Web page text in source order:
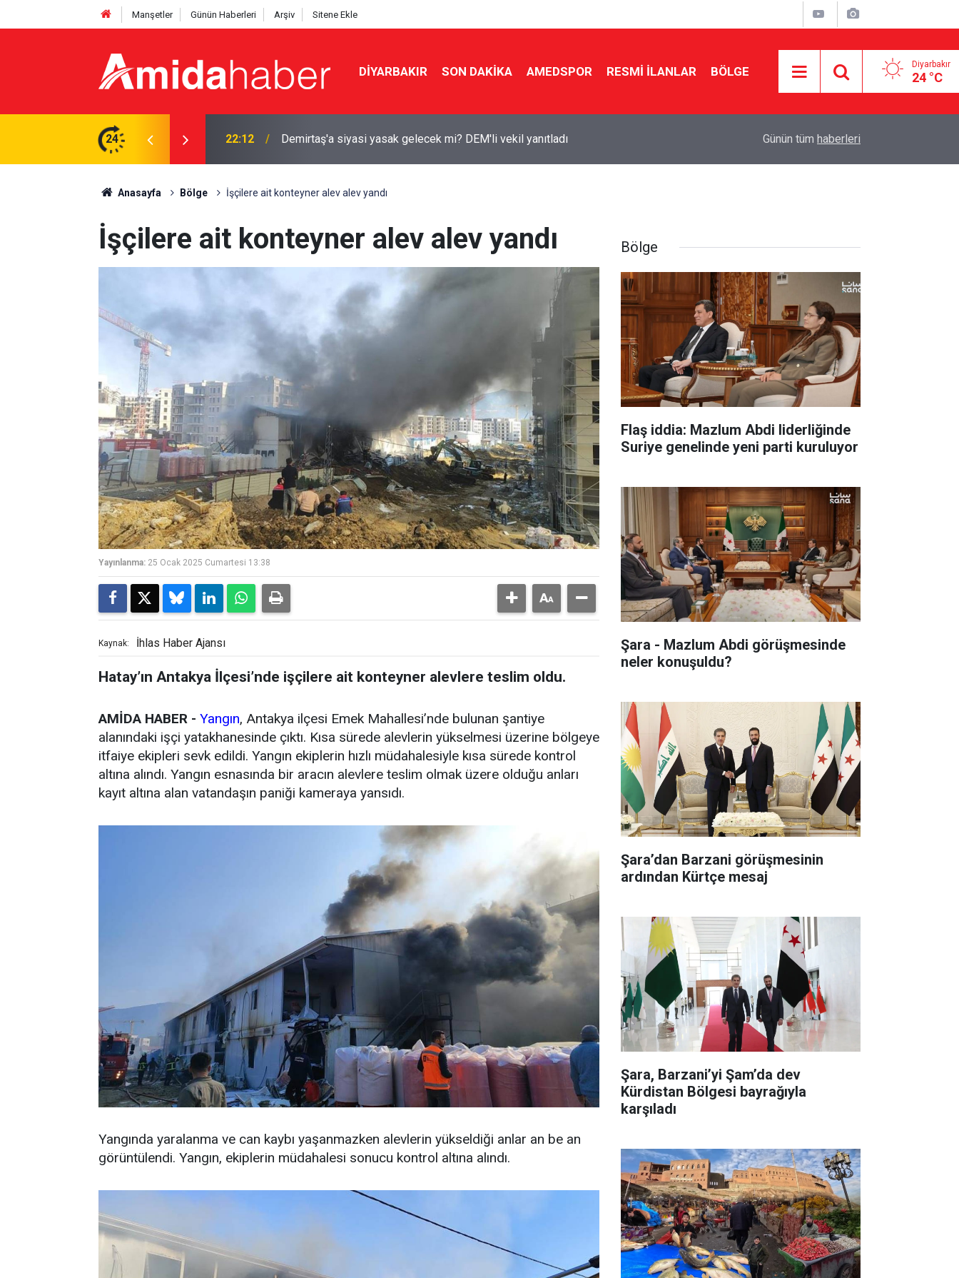
Manşetler Günün Haberleri Arşiv Sitene Ekle
DIYARBAKIR SON DAKIKA AMEDSPOR RESMI İLANLAR BÖLGE Diyarbakır
24 °C
24
DEM'li vekil yanıtladı 21:53 12 maddelik tarihi teklife Diyarbakır’dan kimler imza attı? Diyarbakır’da geçici satış fuarlarına tepki
Günün tüm haberleri
Anasayfa Bölge İşçilere ait konteyner alev alev yandı
İşçilere ait konteyner alev alev yandı
Yayınlanma: 25 Ocak 2025 Cumartesi 13:38
Kaynak: İhlas Haber Ajansı
Hatay’ın Antakya İlçesi’nde işçilere ait konteyner alevlere teslim oldu.
AMİDA HABER - Yangın, Antakya ilçesi Emek Mahallesi’nde bulunan şantiye
alanındaki işçi yatakhanesinde çıktı. Kısa sürede alevlerin yükselmesi üzerine bölgeye
itfaiye ekipleri sevk edildi. Yangın ekiplerin hızlı müdahalesiyle kısa sürede kontrol
altına alındı. Yangın esnasında bir aracın alevlere teslim olmak üzere olduğu anları
kayıt altına alan vatandaşın paniği kameraya yansıdı.
Yangında yaralanma ve can kaybı yaşanmazken alevlerin yükseldiği anlar an be an
görüntülendi. Yangın, ekiplerin müdahalesi sonucu kontrol altına alındı.
Bölge
Flaş iddia: Mazlum Abdi liderliğinde
Suriye genelinde yeni parti kuruluyor
Şara - Mazlum Abdi görüşmesinde
neler konuşuldu?
Şara’dan Barzani görüşmesinin
ardından Kürtçe mesaj
Şara, Barzani’yi Şam’da dev
Kürdistan Bölgesi bayrağıyla
karşıladı